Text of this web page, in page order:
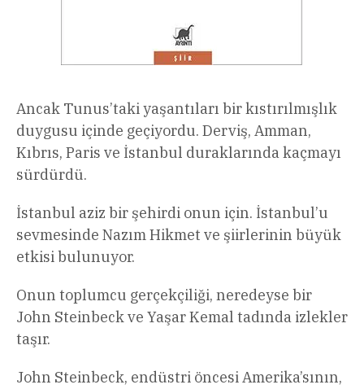
Ancak Tunus’taki yaşantıları bir kıstırılmışlık
duygusu içinde geçiyordu. Derviş, Amman,
Kıbrıs, Paris ve İstanbul duraklarında kaçmayı
sürdürdü.
İstanbul aziz bir şehirdi onun için. İstanbul’u
sevmesinde Nazım Hikmet ve şiirlerinin büyük
etkisi bulunuyor.
Onun toplumcu gerçekçiliği, neredeyse bir
John Steinbeck ve Yaşar Kemal tadında izlekler
taşır.
John Steinbeck, endüstri öncesi Amerika’sının,